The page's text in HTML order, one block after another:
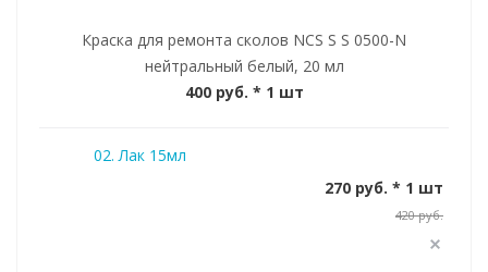
Краска для ремонта сколов NCS S S 0500-N
нейтральный белый, 20 мл
400 руб. * 1 шт
02. Лак 15мл
270 руб. * 1 шт
420 руб.